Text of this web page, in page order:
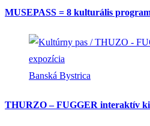
MUSEPASS = 8 kulturális
Banská Bystrica
THURZO – FUGGER interaktív